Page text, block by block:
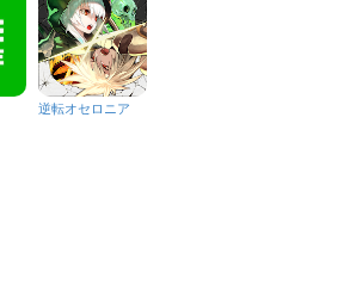
逆転オセロニア